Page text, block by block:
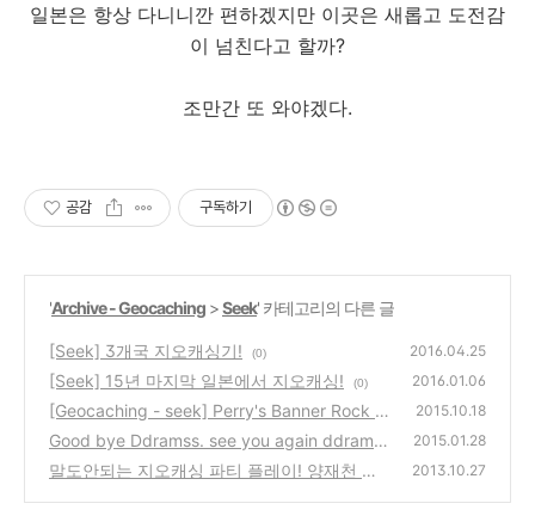
일본은 항상 다니니깐 편하겠지만 이곳은 새롭고 도전감
이 넘친다고 할까?
조만간 또 와야겠다.
공감 구독하기
'Archive - Geocaching >Seek' 카테고리의 다른 글
[Seek] 3개국 지오캐싱기! (0) 2016.04.25
[Seek] 15년 마지막 일본에서 지오캐싱! (0) 2016.01.06
[Geocaching - seek] Perry's Banner Rock -
penang
(0)
2015.10.18
Good bye Ddramss. see you again ddramss
(0)
2015.01.28
말도안되는 지오캐싱 파티 플레이! 양재천 트
2013.10.27